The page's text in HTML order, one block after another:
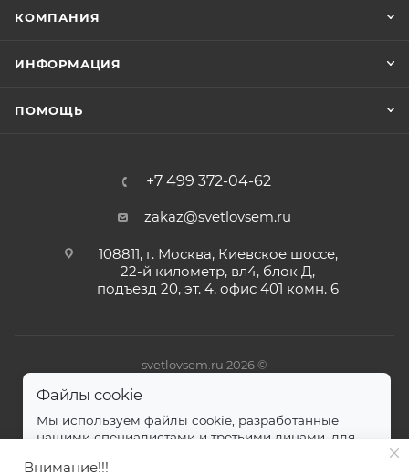
КОМПАНИЯ
ИНФОРМАЦИЯ
ПОМОЩЬ
+7 499 372-04-62
zakaz@svetlovsem.ru
108811, г. Москва, Киевское шоссе,
22-й километр, вл4, блок Д,
подъезд 20, эт. 4, офис 401 комн. 6
svetlovsem.ru 2026 ©
Внимание!!!
Файлы cookie
Мы используем файлы cookie, разработанные
нашими специалистами и третьими лицами, для